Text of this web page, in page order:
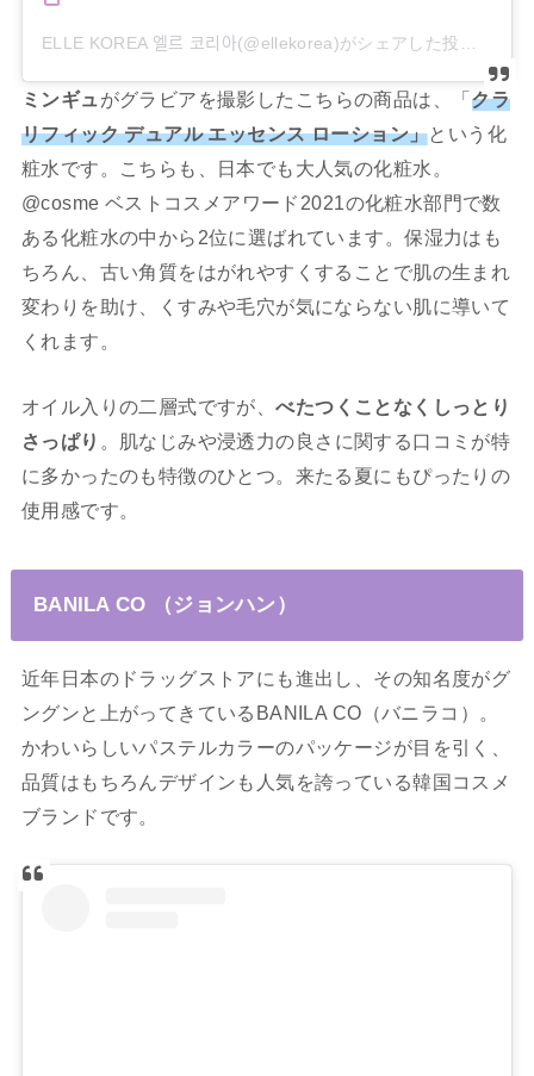
ミンギュ がグラビアを撮影したこちらの商品は、「クラ
リフィック デュアル エッセンス ローション」という化
粧水です。こちらも、日本でも大人気の化粧水。
@cosme ベストコスメアワード2021の化粧水部門で数
ある化粧水の中から2位に選ばれています。保湿力はも
ちろん、古い角質をはがれやすくすることで肌の生まれ
変わりを助け、くすみや毛穴が気にならない肌に導いて
くれます。
オイル入りの二層式ですが、べたつくことなくしっとり
さっぱり 。肌なじみや浸透力の良さに関する口コミが特
に多かったのも特徴のひとつ。来たる夏にもぴったりの
使用感です。
BANILA CO （ジョンハン）
近年日本のドラッグストアにも進出し、その知名度がグ
ングンと上がってきているBANILA CO（バニラコ）。
かわいらしいパステルカラーのパッケージが目を引く、
品質はもちろんデザインも人気を誇っている韓国コスメ
ブランドです。